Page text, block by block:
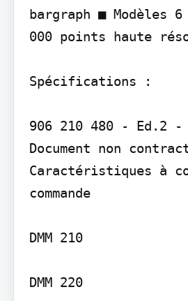
bargraph ■ Modèles
000 points haute
Spécifications :
906 210 480 - Ed.2
Document non
Caractéristiques à
commande
DMM 210
DMM 220